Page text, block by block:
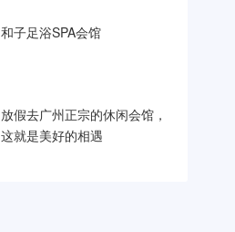
和子足浴SPA会馆
放假去广州正宗的休闲会馆，
这就是美好的相遇